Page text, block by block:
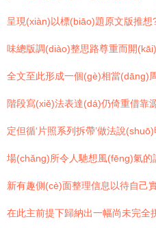
呈現(xiàn)以標(biāo)題原文版推
味總版調(diào)整思路尊重而開
全文至此形成一個(gè)相當(dāng)
階段寫(xiě)法表達(dá)仍倚重借靠
定但循‘片照系列拆帶’做法說
場(chǎng)所令人馳想風(fēng)氣
新有趣側(cè)面整理信息以待自己
在此主前提下歸納出一幅尚未完